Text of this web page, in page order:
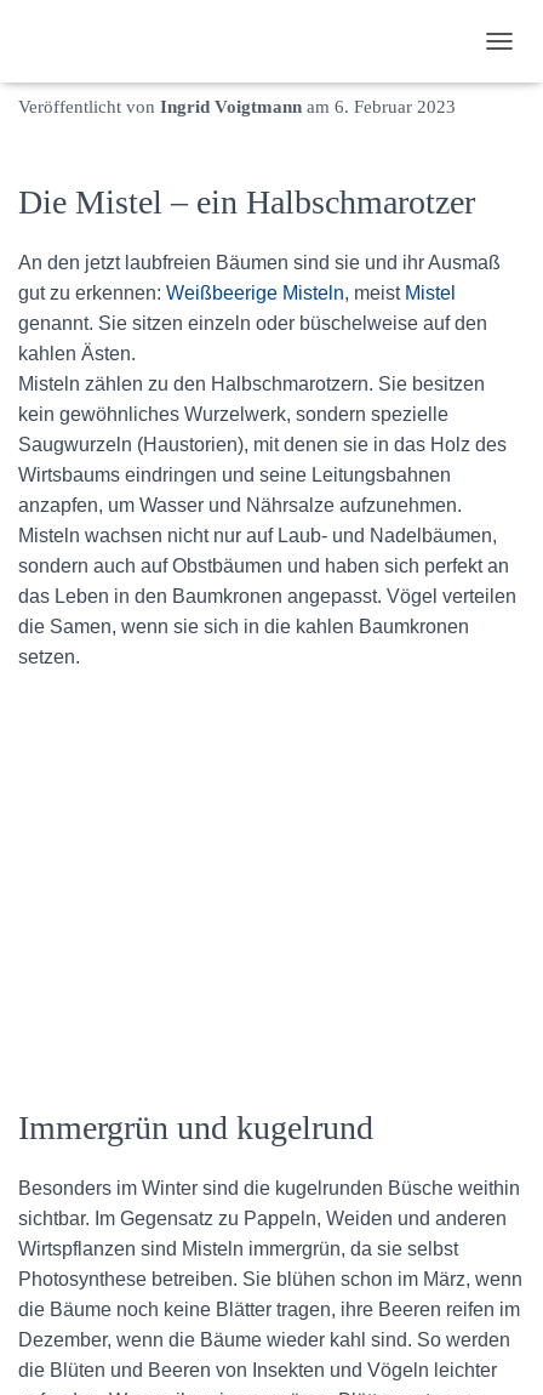
A
N
T
Veröffentlicht von Ingrid Voigtmann am 6. Februar 2023
Die Mistel – ein Halbschmarotzer
An den jetzt laubfreien Bäumen sind sie und ihr Ausmaß
gut zu erkennen: Weißbeerige Misteln, meist Mistel
genannt. Sie sitzen einzeln oder büschelweise auf den
kahlen Ästen.
Misteln zählen zu den Halbschmarotzern. Sie besitzen
kein gewöhnliches Wurzelwerk, sondern spezielle
Saugwurzeln (Haustorien), mit denen sie in das Holz des
Wirtsbaums eindringen und seine Leitungsbahnen
anzapfen, um Wasser und Nährsalze aufzunehmen.
Misteln wachsen nicht nur auf Laub- und Nadelbäumen,
sondern auch auf Obstbäumen und haben sich perfekt an
das Leben in den Baumkronen angepasst. Vögel verteilen
die Samen, wenn sie sich in die kahlen Baumkronen
setzen.
Immergrün und kugelrund
Besonders im Winter sind die kugelrunden Büsche weithin
sichtbar. Im Gegensatz zu Pappeln, Weiden und anderen
Wirtspflanzen sind Misteln immergrün, da sie selbst
Photosynthese betreiben. Sie blühen schon im März, wenn
die Bäume noch keine Blätter tragen, ihre Beeren reifen im
Dezember, wenn die Bäume wieder kahl sind. So werden
die Blüten und Beeren von Insekten und Vögeln leichter